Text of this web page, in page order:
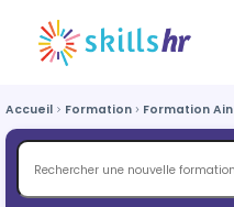
Accueil Formation Formation Ain